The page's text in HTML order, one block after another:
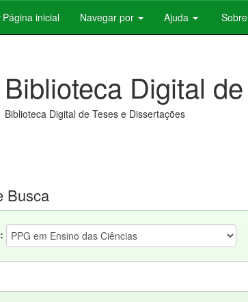
Página inicial Navegar por Ajuda
Biblioteca Digital
Biblioteca Digital de Teses e Dissertações
Busca